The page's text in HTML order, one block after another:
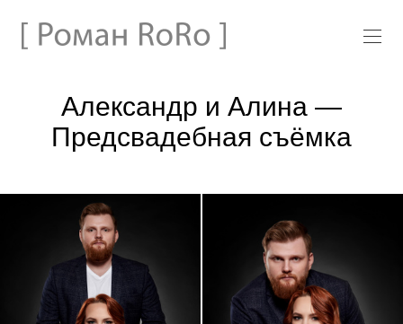
Александр и Алина —
Предсвадебная съёмка